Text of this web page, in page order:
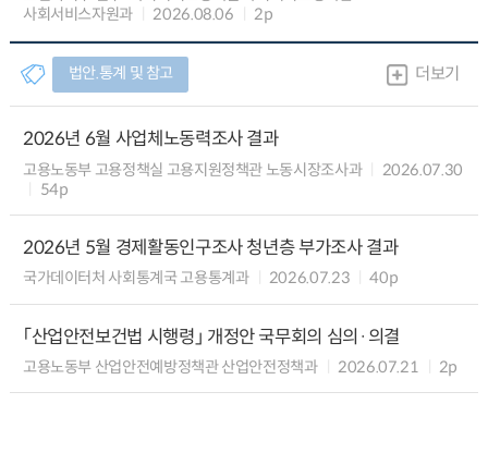
사회서비스자원과
2026.08.06 2p
법안.통계 및 참고 더보기
2026년 6월 사업체노동력조사 결과
고용노동부 고용정책실 고용지원정책관 노동시장조사과
2026.07.30
54p
2026년 5월 경제활동인구조사 청년층 부가조사 결과
국가데이터처 사회통계국 고용통계과 2026.07.23 40p
「산업안전보건법 시행령」 개정안 국무회의 심의·의결
고용노동부 산업안전예방정책관 산업안전정책과 2026.07.21 2p